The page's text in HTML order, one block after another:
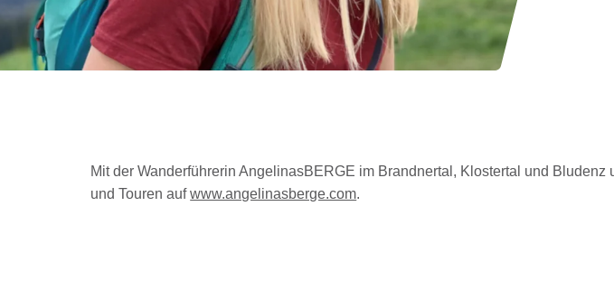
Mit der Wanderführerin AngelinasBERGE im Brandnertal, Klostertal und Bludenz
und Touren aufwww.angelinasberge.com.